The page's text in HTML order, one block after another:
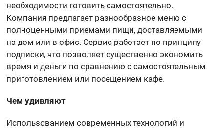
необходимости готовить самостоятельно.
Компания предлагает разнообразное меню с
полноценными приемами пищи, доставляемыми
на дом или в офис. Сервис работает по принципу
подписки, что позволяет существенно экономить
время и деньги по сравнению с самостоятельным
приготовлением или посещением кафе.
Чем удивляют
Использованием современных технологий и